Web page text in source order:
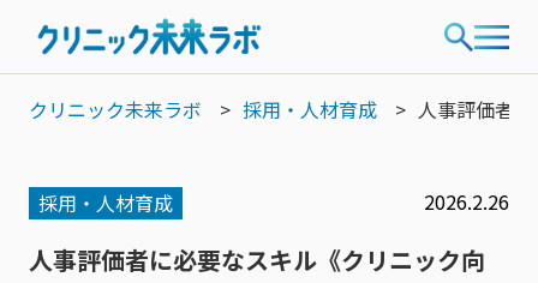
クリニック未来ラボ 採用・人材育成 人事評価者
採用・人材育成 2026.2.26
人事評価者に必要なスキル《クリニック向